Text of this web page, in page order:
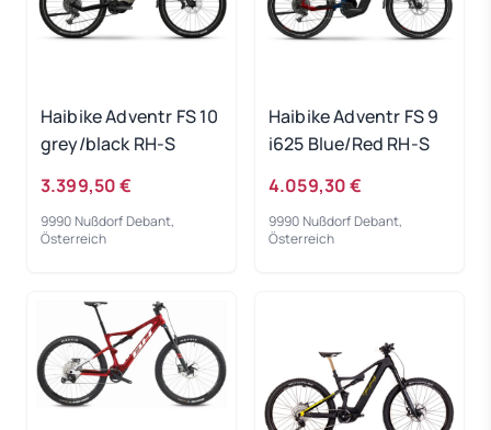
Haibike Adventr FS 10
grey/black RH-S
3.399,50 €
9990 Nußdorf Debant,
Österreich
Haibike Adventr FS 9
i625 Blue/Red RH-S
4.059,30 €
9990 Nußdorf Debant,
Österreich